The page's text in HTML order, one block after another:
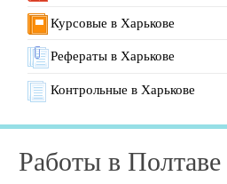
Дипломные по банковскому делу
Дипломные по финансам
Дипломные по праву
Курсовые в Харькове
Рефераты в Харькове
Контрольные в Харькове
Работы в Полтаве